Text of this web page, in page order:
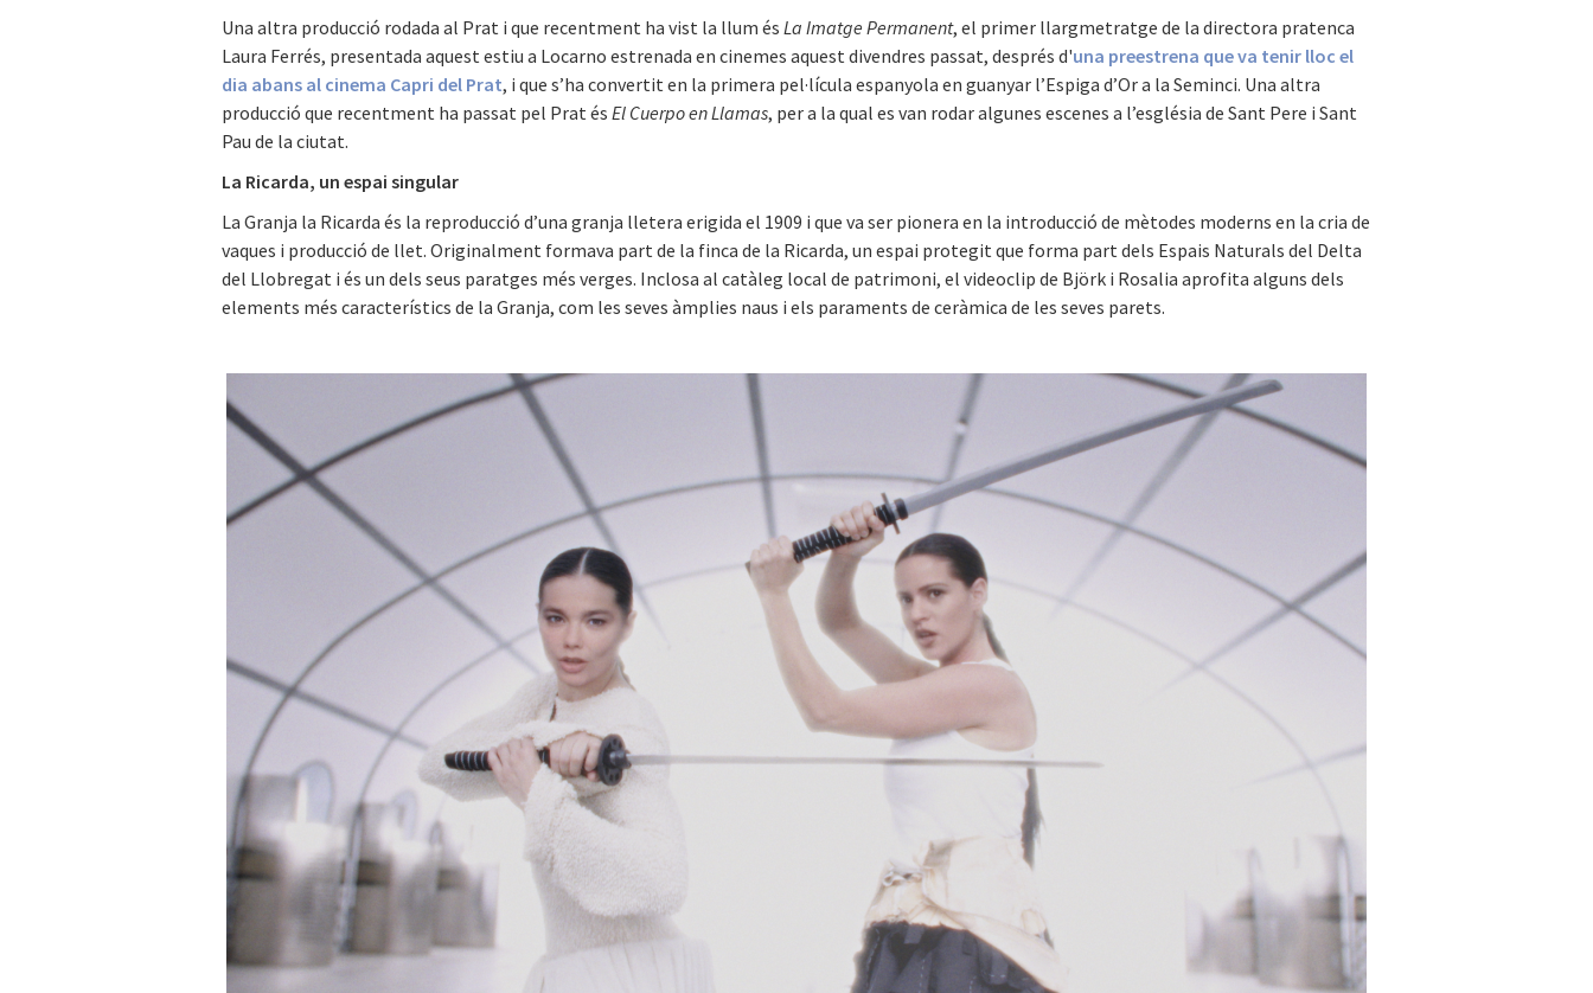
Una altra producció rodada al Prat i que recentment ha vist la llum és La Imatge Permanent, el primer llargmetratge de la directora pratenca
Laura Ferrés, presentada aquest estiu a Locarno estrenada en cinemes aquest divendres passat, després d'una preestrena que va tenir lloc el
dia abans al cinema Capri del Prat, i que s’ha convertit en la primera pel·lícula espanyola en guanyar l’Espiga d’Or a la Seminci. Una altra
producció que recentment ha passat pel Prat és El Cuerpo en Llamas, per a la qual es van rodar algunes escenes a l’església de Sant Pere i Sant
Pau de la ciutat.
La Ricarda, un espai singular
La Granja la Ricarda és la reproducció d’una granja lletera erigida el 1909 i que va ser pionera en la introducció de mètodes moderns en la cria de
vaques i producció de llet. Originalment formava part de la finca de la Ricarda, un espai protegit que forma part dels Espais Naturals del Delta
del Llobregat i és un dels seus paratges més verges. Inclosa al catàleg local de patrimoni, el videoclip de Björk i Rosalia aprofita alguns dels
elements més característics de la Granja, com les seves àmplies naus i els paraments de ceràmica de les seves parets.